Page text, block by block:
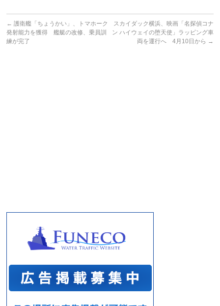
← 護衛艦「ちょうかい」、トマホーク
発射能力を獲得 艦艇の改修、乗員訓
練が完了
スカイダック横浜、映画「名探偵コナ
ン ハイウェイの堕天使」ラッピング車
両を運行へ 4月10日から →